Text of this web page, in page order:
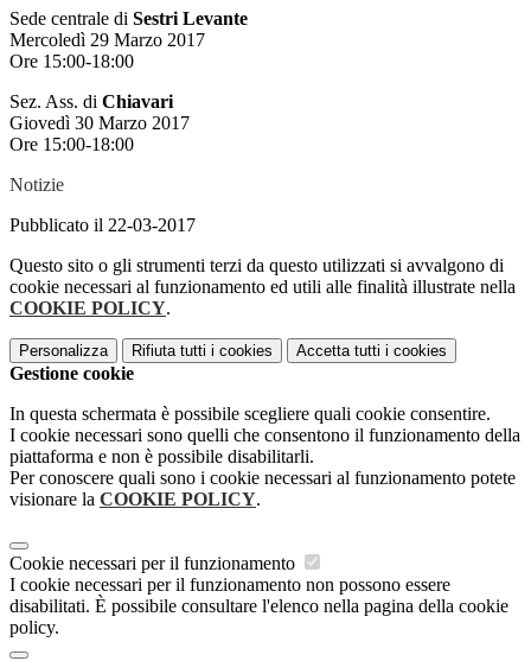
Sede centrale di Sestri Levante
Mercoledì 29 Marzo 2017
Ore 15:00-18:00
Sez. Ass. di Chiavari
Giovedì 30 Marzo 2017
Ore 15:00-18:00
Notizie
Pubblicato il 22-03-2017
Questo sito o gli strumenti terzi da questo utilizzati si avvalgono di
cookie necessari al funzionamento ed utili alle finalità illustrate nella
COOKIE POLICY.
Personalizza Rifiuta tutti i cookies Accetta tutti i cookies
Gestione cookie
In questa schermata è possibile scegliere quali cookie consentire.
I cookie necessari sono quelli che consentono il funzionamento della
piattaforma e non è possibile disabilitarli.
Per conoscere quali sono i cookie necessari al funzionamento potete
visionare la COOKIE POLICY.
Cookie necessari per il funzionamento
I cookie necessari per il funzionamento non possono essere
disabilitati. È possibile consultare l'elenco nella pagina della cookie
policy.